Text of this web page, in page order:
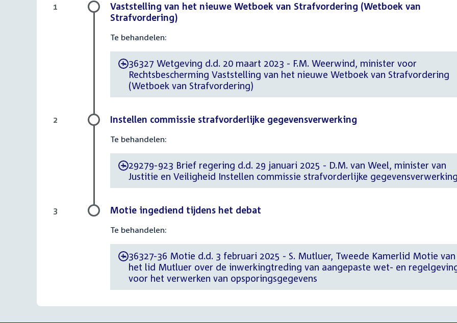
Vaststelling van het nieuwe Wetboek van Strafvordering (Wetboek van
Strafvordering)
Te behandelen:
-36327 Wetgeving d.d. 20 maart 2023 - F.M. Weerwind, minister voor
Rechtsbescherming Vaststelling van het nieuwe Wetboek van Strafvordering
(Wetboek van Strafvordering)
1
Instellen commissie strafvorderlijke gegevensverwerking
Te behandelen:
-29279-923 Brief regering d.d. 29 januari 2025 - D.M. van Weel, minister van
Justitie en Veiligheid Instellen commissie strafvorderlijke
2
Motie ingediend tijdens het debat
Te behandelen:
-36327-36 Motie d.d. 3 februari 2025 - S. Mutluer, Tweede Kamerlid Motie van
het lid Mutluer over de inwerkingtreding van aangepaste wet- en
voor het verwerken van opsporingsgegevens
3